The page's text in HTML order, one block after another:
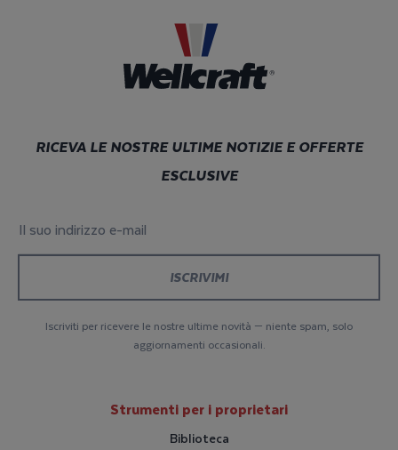
RICEVA LE NOSTRE ULTIME NOTIZIE E OFFERTE
ESCLUSIVE
Iscriviti per ricevere le nostre ultime novità — niente spam, solo
aggiornamenti occasionali.
Strumenti per i proprietari
Biblioteca